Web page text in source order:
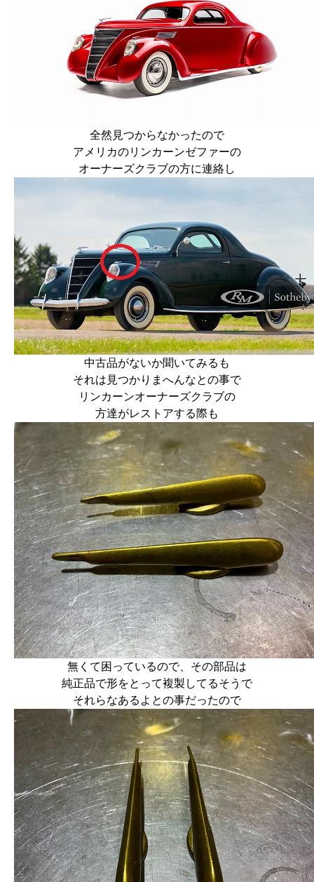
全然見つからなかったので
アメリカのリンカーンゼファーの
オーナーズクラブの方に連絡し
中古品がないか聞いてみるも
それは見つかりまへんなとの事で
リンカーンオーナーズクラブの
方達がレストアする際も
無くて困っているので、その部品は
純正品で形をとって複製してるそうで
それらなあるよとの事だったので